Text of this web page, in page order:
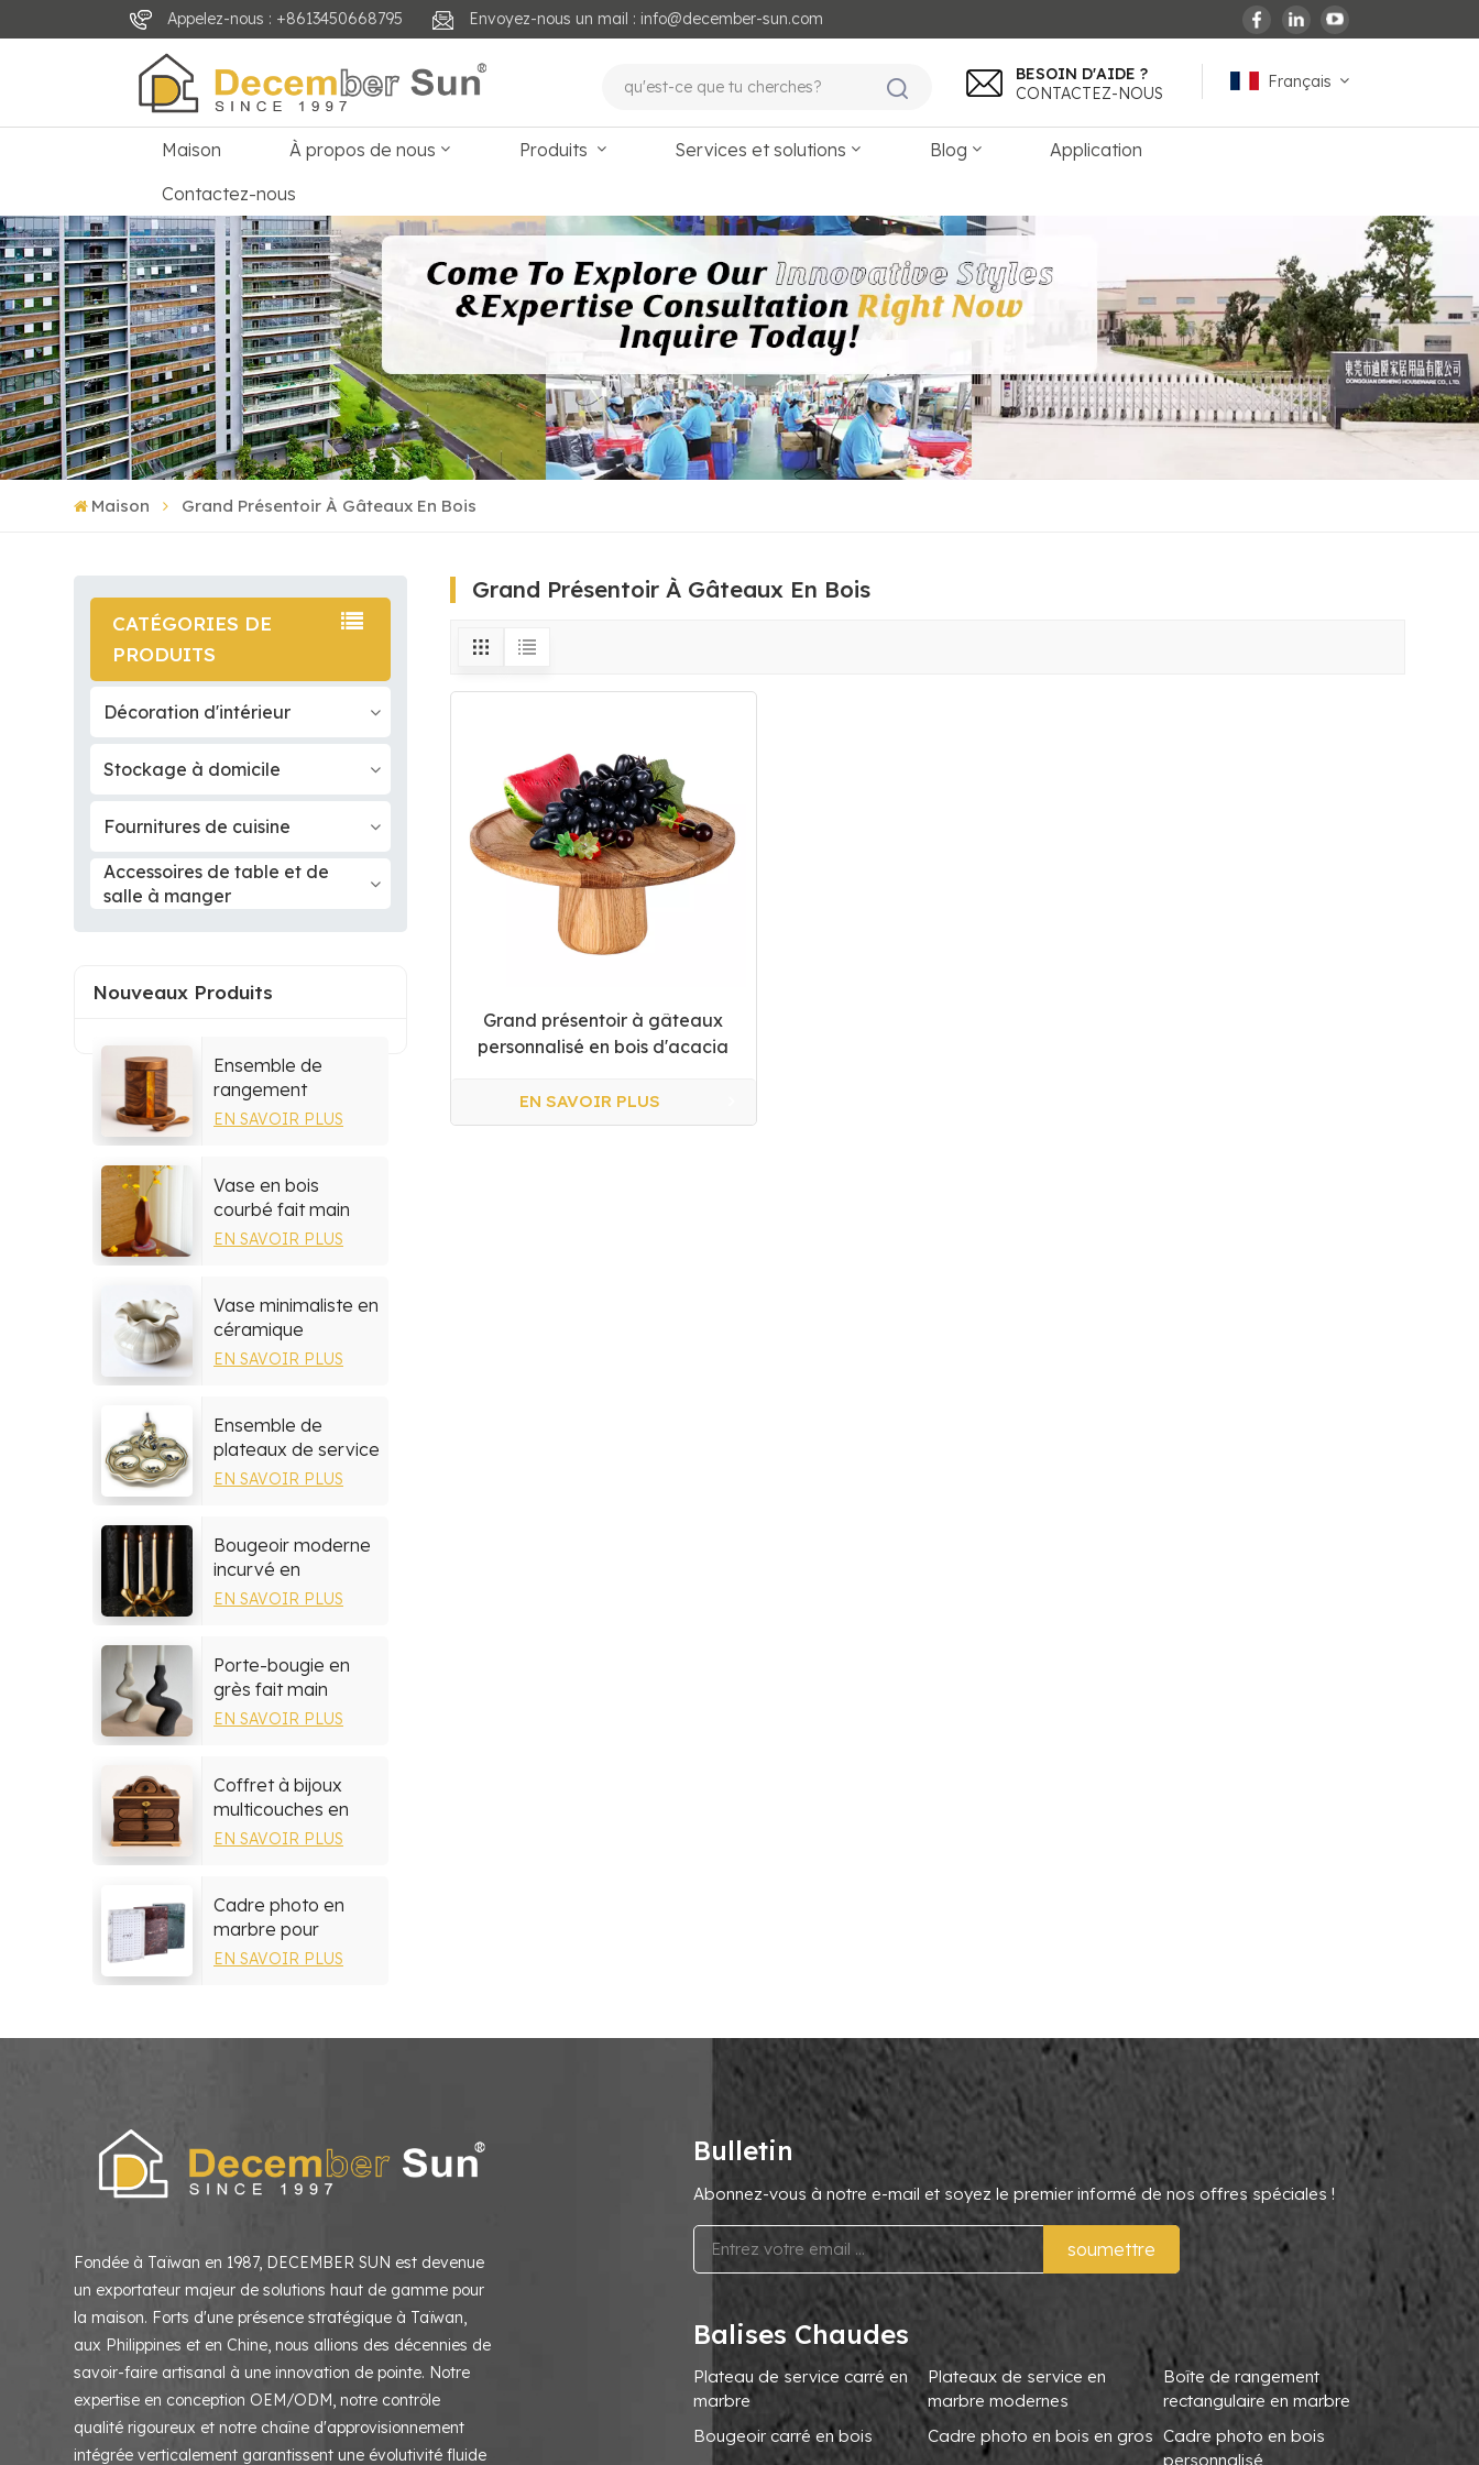
Appelez-nous : +8613450668795 Envoyez-nous un mail : info@december-sun.com
Français
français
Deutsch
العربية
BESOIN D'AIDE ?
CONTACTEZ-NOUS
Maison À propos de nous Produits Services et solutions Blog
Application
Contactez-nous
Maison Grand Présentoir À Gâteaux En Bois
CATÉGORIES DE
PRODUITS
Décoration d'intérieur
Stockage à domicile
Fournitures de cuisine
Accessoires de table et de
salle à manger
Nouveaux Produits
Ensemble de
rangement
multifonctionnel en
EN SAVOIR PLUS
Vase en bois
courbé fait main
par un artisan
EN SAVOIR PLUS
Vase minimaliste en
céramique
EN SAVOIR PLUS
Ensemble de
plateaux de service
en céramique
EN SAVOIR PLUS
Bougeoir moderne
incurvé en
céramique
EN SAVOIR PLUS
Porte-bougie en
grès fait main
EN SAVOIR PLUS
Coffret à bijoux
multicouches en
bois de noyer
EN SAVOIR PLUS
Cadre photo en
marbre pour
décoration de
EN SAVOIR PLUS
Grand Présentoir À Gâteaux En Bois
Grand présentoir à gâteaux
personnalisé en bois d'acacia
EN SAVOIR PLUS
Fondée à Taïwan en 1987, DECEMBER SUN est devenue
un exportateur majeur de solutions haut de gamme pour
la maison. Forts d'une présence stratégique à Taïwan,
aux Philippines et en Chine, nous allions des décennies de
savoir-faire artisanal à une innovation de pointe. Notre
expertise en conception OEM/ODM, notre contrôle
qualité rigoureux et notre chaîne d'approvisionnement
intégrée verticalement garantissent une évolutivité fluide
Bulletin
Abonnez-vous à notre e-mail et soyez le premier informé de nos offres spéciales !
soumettre
Balises Chaudes
Plateau de service carré en
marbre
Plateaux de service en
marbre modernes
Boîte de rangement
rectangulaire en marbre
Bougeoir carré en bois
Cadre photo en bois en gros Cadre photo en bois
personnalisé